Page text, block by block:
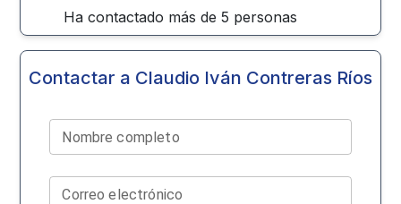
Ha contactado más de5 personas
Contactar a Claudio Iván Contreras Ríos
Nombre completo
Correo electrónico